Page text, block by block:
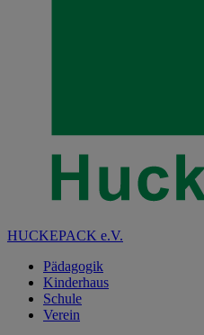
HUCKEPACK e.V.
Pädagogik
Kinderhaus
Schule
Verein